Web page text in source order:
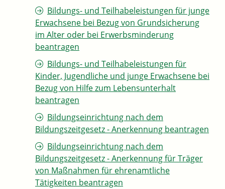
Bildungs- und Teilhabeleistungen für junge
Erwachsene bei Bezug von Grundsicherung
im Alter oder bei Erwerbsminderung
beantragen
Bildungs- und Teilhabeleistungen für
Kinder, Jugendliche und junge Erwachsene bei
Bezug von Hilfe zum Lebensunterhalt
beantragen
Bildungseinrichtung nach dem
Bildungszeitgesetz - Anerkennung beantragen
Bildungseinrichtung nach dem
Bildungszeitgesetz - Anerkennung für Träger
von Maßnahmen für ehrenamtliche
Tätigkeiten beantragen